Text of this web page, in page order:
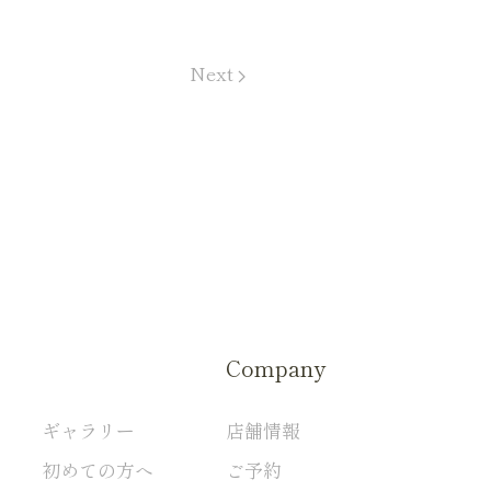
Next
ギャラリー
初めての方へ
Company
店舗情報
ご予約